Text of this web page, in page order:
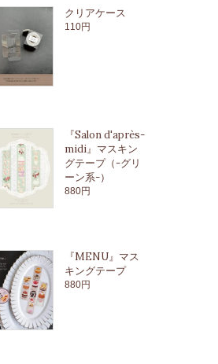
クリアケース
110円
『Salon d'après-
midi』マスキン
グテープ（-グリ
ーン系-）
880円
『MENU』マス
キングテープ
880円